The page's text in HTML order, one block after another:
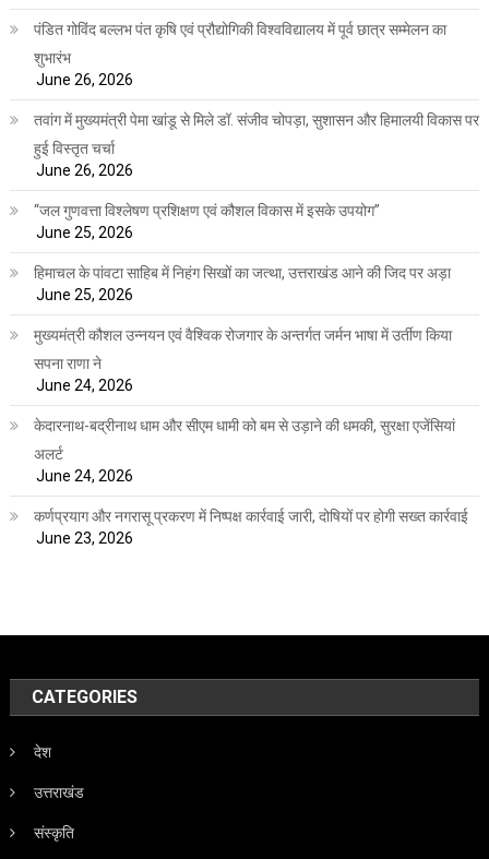
पंडित गोविंद बल्लभ पंत कृषि एवं प्रौद्योगिकी विश्वविद्यालय में पूर्व छात्र सम्मेलन का
शुभारंभ
June 26, 2026
तवांग में मुख्यमंत्री पेमा खांडू से मिले डॉ. संजीव चोपड़ा, सुशासन और हिमालयी विकास पर
हुई विस्तृत चर्चा
June 26, 2026
“जल गुणवत्ता विश्लेषण प्रशिक्षण एवं कौशल विकास में इसके उपयोग”
June 25, 2026
हिमाचल के पांवटा साहिब में निहंग सिखों का जत्था, उत्तराखंड आने की जिद पर अड़ा
June 25, 2026
मुख्यमंत्री कौशल उन्नयन एवं वैश्विक रोजगार के अन्तर्गत जर्मन भाषा में उर्तीण किया
सपना राणा ने
June 24, 2026
केदारनाथ-बद्रीनाथ धाम और सीएम धामी को बम से उड़ाने की धमकी, सुरक्षा एजेंसियां
अलर्ट
June 24, 2026
कर्णप्रयाग और नगरासू प्रकरण में निष्पक्ष कार्रवाई जारी, दोषियों पर होगी सख्त कार्रवाई
June 23, 2026
CATEGORIES
देश
उत्तराखंड
संस्कृति